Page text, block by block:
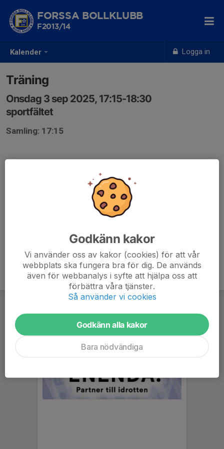
Kalender Logga in
FORSSA BOLLKLUBB
F2013/14
Träning
Onsdag 3 sep 2025, 17:15-18:30
sportfältet
Samling: 17:15
Godkänn kakor
Vi använder oss av kakor (cookies) för att vår
webbplats ska fungera bra för dig. De används
även för webbanalys i syfte att hjälpa oss att
förbättra våra tjänster.
Så använder vi cookies
Godkänn alla kakor
Bara nödvändiga